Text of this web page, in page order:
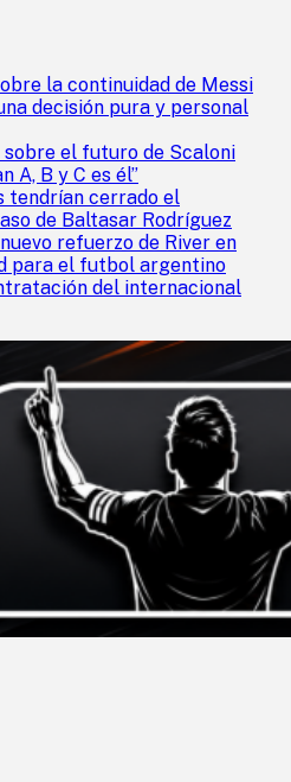
la continuidad de Messi
decisión pura y personal
sobre el futuro de Scaloni
A, B y C es él”
tendrían cerrado el
de Baltasar Rodríguez
refuerzo de River en
para el futbol argentino
del internacional